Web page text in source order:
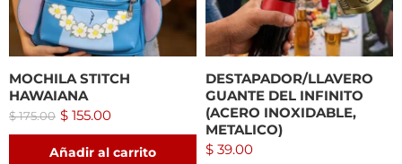
MOCHILA STITCH
HAWAIANA
$175.00 $ 155.00
Añadir al carrito
DESTAPADOR/LLAVERO
GUANTE DEL INFINITO
(ACERO INOXIDABLE,
METALICO)
$ 39.00